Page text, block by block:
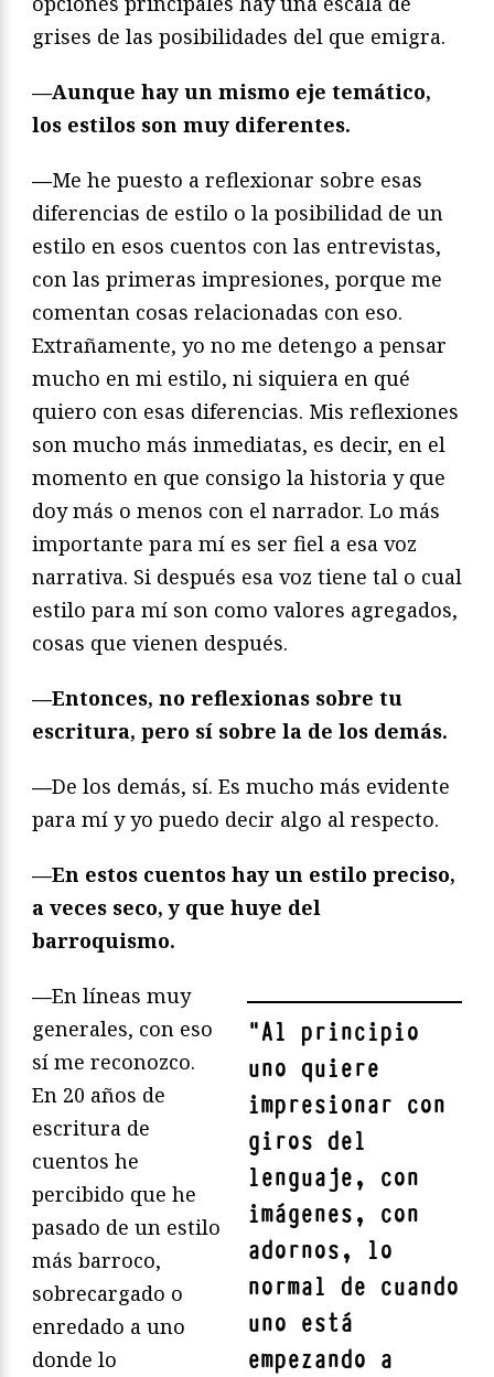
grises de las posibilidades del que emigra.
—Aunque hay un mismo eje temático,
los estilos son muy diferentes.
—Me he puesto a reflexionar sobre esas
diferencias de estilo o la posibilidad de un
estilo en esos cuentos con las entrevistas,
con las primeras impresiones, porque me
comentan cosas relacionadas con eso.
Extrañamente, yo no me detengo a pensar
mucho en mi estilo, ni siquiera en qué
quiero con esas diferencias. Mis reflexiones
son mucho más inmediatas, es decir, en el
momento en que consigo la historia y que
doy más o menos con el narrador. Lo más
importante para mí es ser fiel a esa voz
narrativa. Si después esa voz tiene tal o cual
estilo para mí son como valores agregados,
cosas que vienen después.
—Entonces, no reflexionas sobre tu
escritura, pero sí sobre la de los demás.
—De los demás, sí. Es mucho más evidente
para mí y yo puedo decir algo al respecto.
—En estos cuentos hay un estilo preciso,
a veces seco, y que huye del
barroquismo.
"Al principio
uno quiere
impresionar con
giros del
lenguaje, con
imágenes, con
adornos, lo
normal de cuando
uno está
empezando a
—En líneas muy
generales, con eso
sí me reconozco.
En 20 años de
escritura de
cuentos he
percibido que he
pasado de un estilo
más barroco,
sobrecargado o
enredado a uno
donde lo